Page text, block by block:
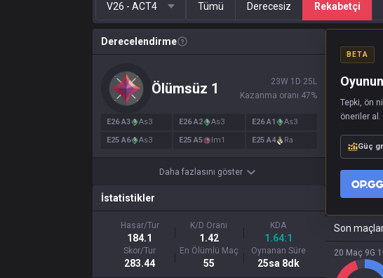
V26 - ACT4 Tümü Derecesiz Rekabetçi
Derecelendirme
Ölümsüz 1 23W 1 D 25 L
Kazanma oranı 47%
E26A3 As3 E26A2 As3 E26A1 As3
E25 A6 As3 E25 A5 Im1 E25A4 Ra
Daha fazlasını göster
İstatistikler
Hasar/Tur
184.1
K/D Oranı
1.42
KDA
1.64:1
Skor/Tur
283.44
En Ölümlü Maç
55
Oynanan Süre
25sa 8dk
BETA
Tepki, ön
öneriler al.
Güç
Son
20 Maç 9G